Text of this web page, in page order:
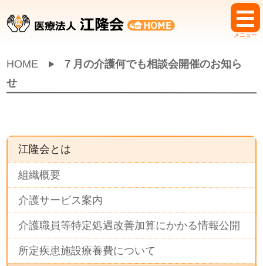
メニュー
HOME ７月の介護何でも相談会開催のお知ら
せ
江隆会とは
組織概要
介護サービス案内
介護職員等特定処遇改善加算にかかる情報公開
所定疾患施設療養費について